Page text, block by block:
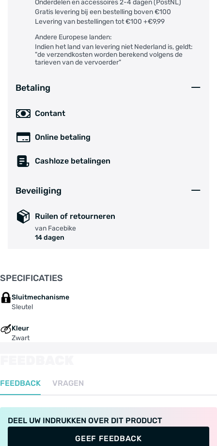
Onderdelen en accessoires 2-4 dagen (PostNL)
Gratis levering bij een bestelling boven €100
Levering van bestellingen tot €100 +€9,99
Andere Europese landen:
Indien het land van levering niet Nederland is, geldt:
"de verzendkosten worden berekend volgens de
tarieven van de vervoerder"
Betaling
Contant
Online betaling
Cashloze betalingen
Beveiliging
Ruilen of retourneren
van Facebike
14 dagen
SPECIFICATIES
Sluitmechanisme
Sleutel
Kleur
Zwart
FEEDBACK VRAGEN
DEEL UW INDRUKKEN OVER DIT PRODUCT
GEEF FEEDBACK